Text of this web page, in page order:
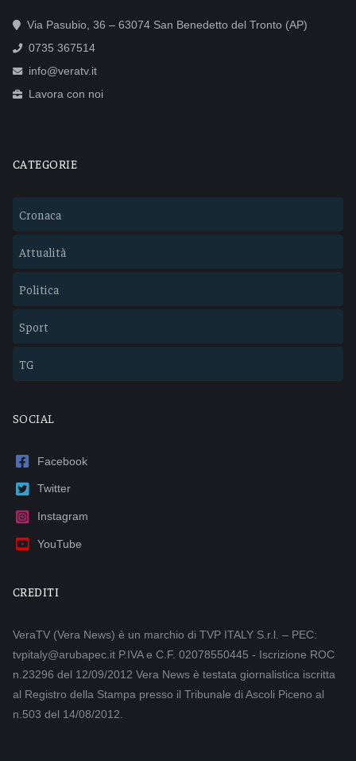
Via Pasubio, 36 – 63074 San Benedetto del Tronto (AP)
0735 367514
info@veratv.it
Lavora con noi
CATEGORIE
Cronaca
Attualità
Politica
Sport
TG
SOCIAL
Facebook
Twitter
Instagram
YouTube
CREDITI
VeraTV (Vera News) è un marchio di TVP ITALY S.r.l. – PEC:
tvpitaly@arubapec.it P.IVA e C.F. 02078550445 - Iscrizione ROC
n.23296 del 12/09/2012 Vera News è testata giornalistica iscritta
al Registro della Stampa presso il Tribunale di Ascoli Piceno al
n.503 del 14/08/2012.